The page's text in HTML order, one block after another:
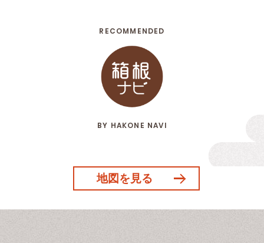
RECOMMENDED
BY HAKONE NAVI
地図を見る